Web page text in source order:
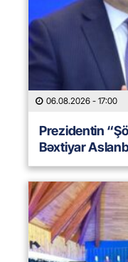
06.08.2026 - 17:00
Prezidentin
Bəxtiyar